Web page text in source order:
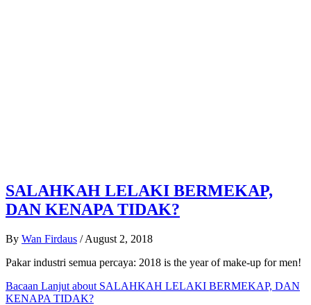
SALAHKAH LELAKI BERMEKAP,
DAN KENAPA TIDAK?
By Wan Firdaus / August 2, 2018
Pakar industri semua percaya: 2018 is the year of make-up for men!
Bacaan Lanjut about SALAHKAH LELAKI BERMEKAP, DAN
KENAPA TIDAK?